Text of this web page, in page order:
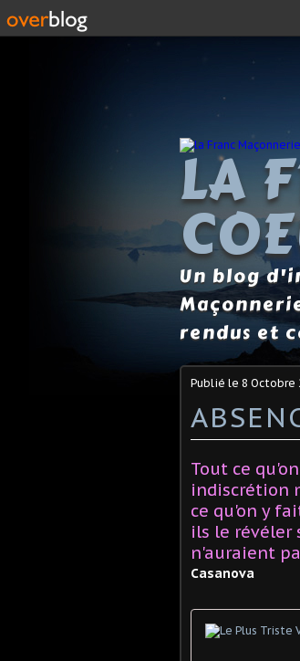
LA
Un blog
rendus et
Publié le 8 Octobre
Tout ce
indiscrétion
ce qu'on y
ils le révéler
n'auraient
Casanova